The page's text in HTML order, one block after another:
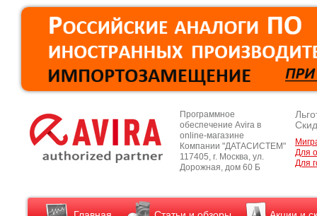
Программное
обеспечение Avira в
online-магазине
Компании "ДАТАСИСТЕМ"
117405, г. Москва, ул.
Дорожная, дом 60 Б
Для
Для